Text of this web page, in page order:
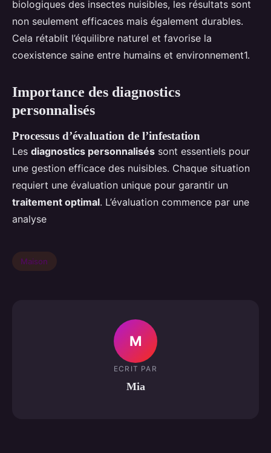
biologiques des insectes nuisibles, les résultats sont
non seulement efficaces mais également durables.
Cela rétablit l’équilibre naturel et favorise la
coexistence saine entre humains et environnement1.
Importance des diagnostics
personnalisés
Processus d’évaluation de l’infestation
Les diagnostics personnalisés sont essentiels pour
une gestion efficace des nuisibles. Chaque situation
requiert une évaluation unique pour garantir un
traitement optimal. L’évaluation commence par une
analyse
Maison
M
ECRIT PAR
Mia